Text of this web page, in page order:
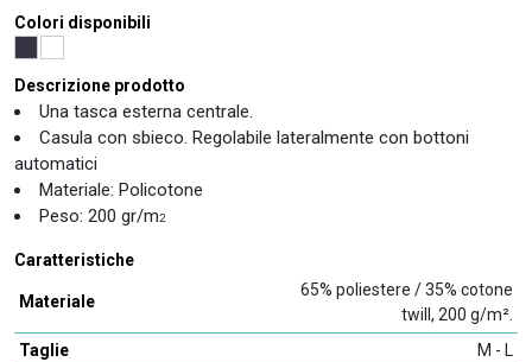
Descrizione prodotto
Una tasca esterna centrale.
Casula con sbieco. Regolabile lateralmente con bottoni
automatici
Materiale: Policotone
Peso: 200 gr/m2
Caratteristiche
Materiale
65% poliestere / 35% cotone
twill, 200 g/m².
Taglie
M - L
Colori disponibili